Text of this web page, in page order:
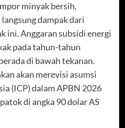
minyak bersih,
dampak dari
ini. Anggaran subsidi energi
pada tahun-tahun
di bawah tekanan.
akan merevisi asumsi
(ICP) dalam APBN 2026
di angka 90 dolar AS